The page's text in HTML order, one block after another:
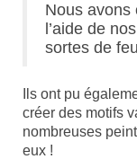
Nous avons
l’aide de
sortes de
Ils ont pu
créer des motifs
nombreuses
eux !